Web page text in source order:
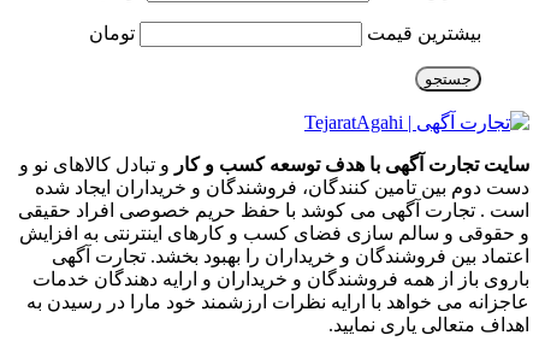
بیشترین قیمت تومان
جستجو
سایت تجارت آگهی با هدف توسعه کسب و کار و تبادل کالاهای نو و
دست دوم بین تامین کنندگان، فروشندگان و خریداران ایجاد شده
است . تجارت آگهی می کوشد با حفظ حریم خصوصی افراد حقیقی
و حقوقی و سالم سازی فضای کسب و کارهای اینترنتی به افزایش
اعتماد بین فروشندگان و خریداران را بهبود بخشد. تجارت آگهی
باروی باز از همه فروشندگان و خریداران و ارایه دهندگان خدمات
عاجزانه می خواهد با ارایه نظرات ارزشمند خود مارا در رسیدن به
اهداف متعالی یاری نمایید.